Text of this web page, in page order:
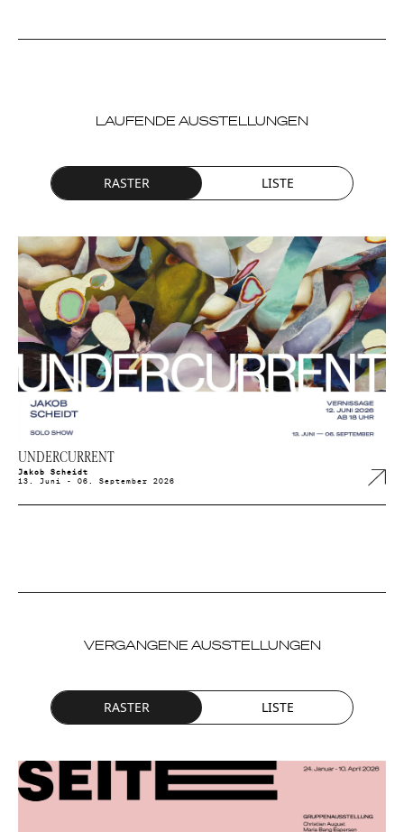
LAUFENDE AUSSTELLUNGEN
RASTER LISTE
UNDERCURRENT
Jakob Scheidt
13. Juni - 06. September 2026
VERGANGENE AUSSTELLUNGEN
RASTER LISTE